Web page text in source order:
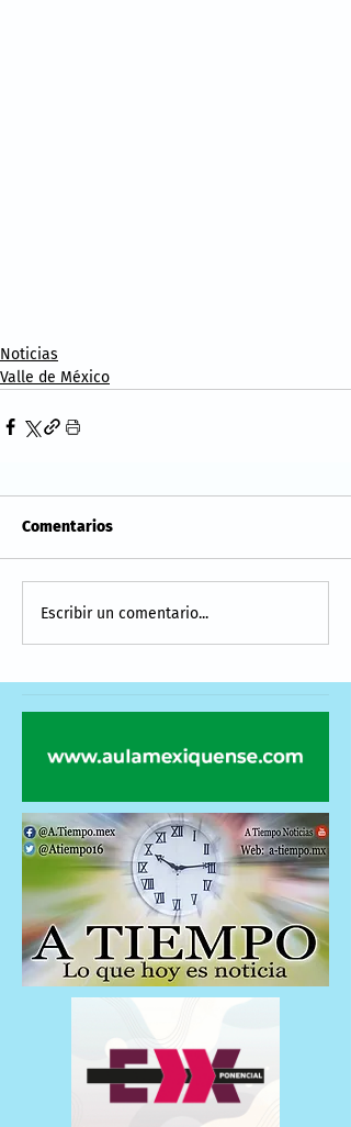
Noticias
Valle de México
Comentarios
Escribir un comentario...